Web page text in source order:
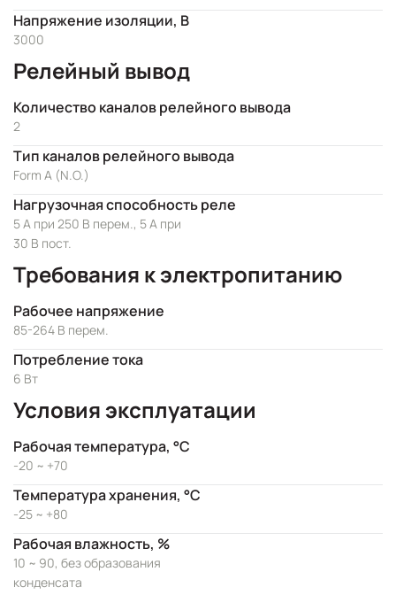
Напряжение изоляции, В
3000
Релейный вывод
Количество каналов релейного вывода
2
Тип каналов релейного вывода
Form A (N.O.)
Нагрузочная способность реле
5 А при 250 В перем., 5 А при
30 В пост.
Требования к электропитанию
Рабочее напряжение
85-264 В перем.
Потребление тока
6 Вт
Условия эксплуатации
Рабочая температура, °C
-20 ~ +70
Температура хранения, °C
-25 ~ +80
Рабочая влажность, %
10 ~ 90, без образования
конденсата